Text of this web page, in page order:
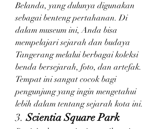
Belanda, yang dulunya digunakan
sebagai benteng pertahanan. Di
dalam museum ini, Anda bisa
mempelajari sejarah dan budaya
Tangerang melalui berbagai koleksi
benda bersejarah, foto, dan artefak.
Tempat ini sangat cocok bagi
pengunjung yang ingin mengetahui
lebih dalam tentang sejarah kota ini.
3. Scientia Square Park